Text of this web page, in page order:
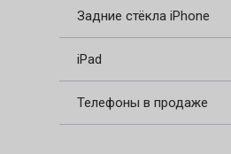
Задние стёкла iPhone
iPad
Телефоны в продаже